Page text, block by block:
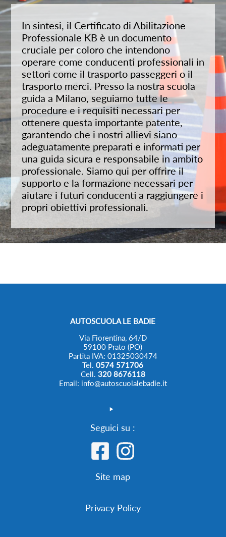
In sintesi, il Certificato di Abilitazione
Professionale KB è un documento
cruciale per coloro che intendono
operare come conducenti professionali in
settori come il trasporto passeggeri o il
trasporto merci. Presso la nostra scuola
guida a Milano, seguiamo tutte le
procedure e i requisiti necessari per
ottenere questa importante patente,
garantendo che i nostri allievi siano
adeguatamente preparati e informati per
una guida sicura e responsabile in ambito
professionale. Siamo qui per offrire il
supporto e la formazione necessari per
aiutare i futuri conducenti a raggiungere i
propri obiettivi professionali.
AUTOSCUOLA LE BADIE
Via Fiorentina, 64/D
59100 Prato (PO)
Partita IVA: 01325030474
Tel.0574 571706
Cell. 320 8676118
Email: info@autoscuolalebadie.it
Seguici su :
Site map
Privacy Policy